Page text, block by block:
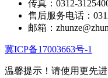
传真：0312-
售后服务电话：
邮箱：
冀ICP备17003663号-1
温馨提示！ 请使用更先